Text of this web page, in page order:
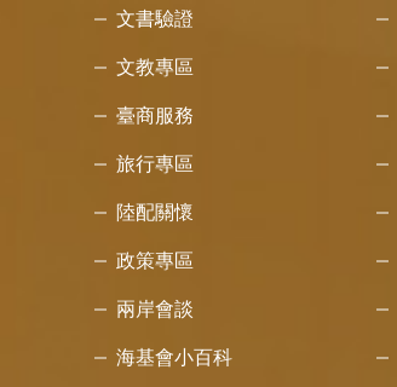
文書驗證
文教專區
臺商服務
旅行專區
陸配關懷
政策專區
兩岸會談
海基會小百科